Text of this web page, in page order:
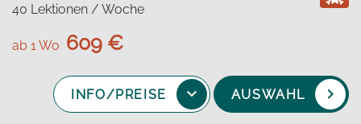
40 Lektionen / Woche
ab 1 Wo 609 €
INFO/PREISE AUSWAHL